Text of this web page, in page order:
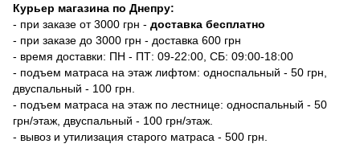
Курьер магазина по Днепру:
- при заказе от 3000 грн - доставка бесплатно
- при заказе до 3000 грн - доставка 600 грн
- время доставки: ПН - ПТ: 09-22:00, СБ: 09:00-18:00
- подъем матраса на этаж лифтом: односпальный - 50 грн,
двуспальный - 100 грн.
- подъем матраса на этаж по лестнице: односпальный - 50
грн/этаж, двуспальный - 100 грн/этаж.
- вывоз и утилизация старого матраса - 500 грн.